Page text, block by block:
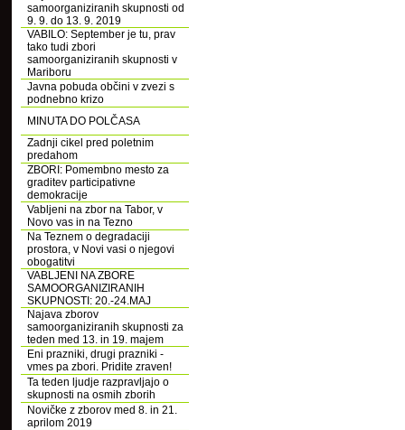
samoorganiziranih skupnosti od
9. 9. do 13. 9. 2019
VABILO: September je tu, prav
tako tudi zbori
samoorganiziranih skupnosti v
Mariboru
Javna pobuda občini v zvezi s
podnebno krizo
MINUTA DO POLČASA
Zadnji cikel pred poletnim
predahom
ZBORI: Pomembno mesto za
graditev participativne
demokracije
Vabljeni na zbor na Tabor, v
Novo vas in na Tezno
Na Teznem o degradaciji
prostora, v Novi vasi o njegovi
obogatitvi
VABLJENI NA ZBORE
SAMOORGANIZIRANIH
SKUPNOSTI: 20.-24.MAJ
Najava zborov
samoorganiziranih skupnosti za
teden med 13. in 19. majem
Eni prazniki, drugi prazniki -
vmes pa zbori. Pridite zraven!
Ta teden ljudje razpravljajo o
skupnosti na osmih zborih
Novičke z zborov med 8. in 21.
aprilom 2019